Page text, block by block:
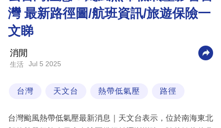
商
場
生
灣 最新路徑圖/航班資訊/旅遊保險一
文睇
消閒
生活 Jul 5 2025
台灣 天文台 熱帶低氣壓 路徑
台灣颱風熱帶低氣壓最新消息｜天文台表示，位於南海東北